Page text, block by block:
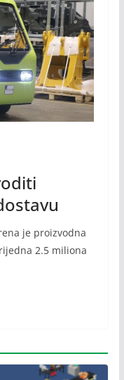
je proizvodna
2.5 miliona